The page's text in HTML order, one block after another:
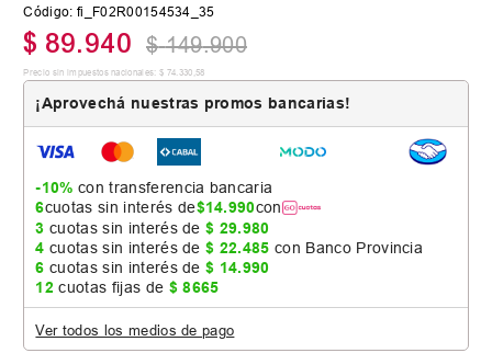
Código: fi_F02R00154534_35
$ 89.940 $ 149.900
Precio sin impuestos nacionales: $ 74.330 ,58
¡Aprovechá nuestras promos bancarias!
-10% con transferencia bancaria
6cuotas sin interés de$14.990con
3 cuotas sin interés de$ 29.980
4 cuotas sin interés de$ 22.485 con Banco Provincia
6 cuotas sin interés de$ 14.990
12 cuotas fijas de $ 8665
Ver todos los medios de pago